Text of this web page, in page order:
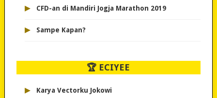
▸ CFD-an di Mandiri Jogja Marathon 2019
▸ Sampe Kapan?
🏆 ECIYEE
▸ Karya Vectorku Jokowi